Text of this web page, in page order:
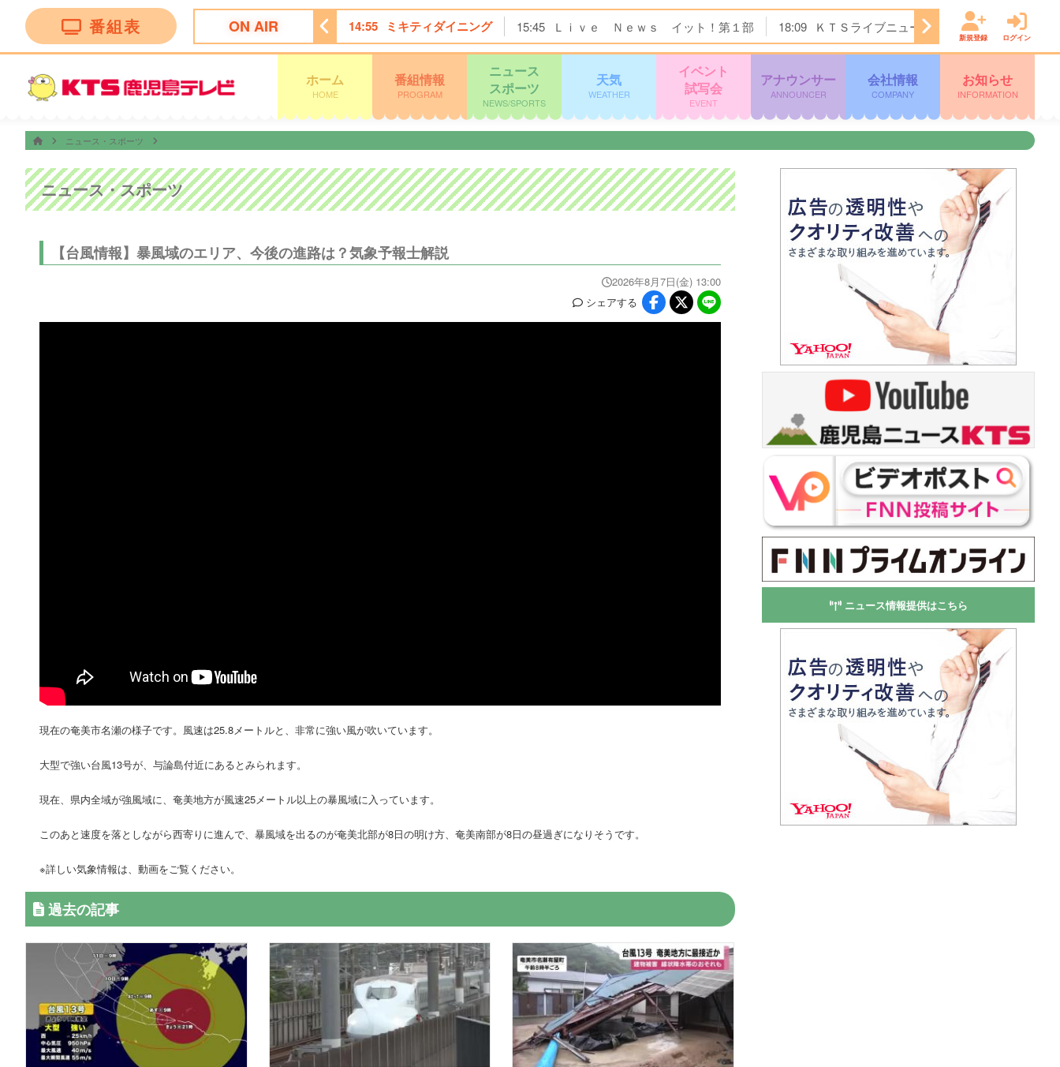
番組表 ON AIR
ボティクステレビショッピング 14:50 ぽよチャンネル 14:55 ミキティダイニング 15:45 Ｌｉｖｅ Ｎｅｗｓ イット！第１部 18:09 ＫＴＳライブニュース 19:00 明治安田
新規登録 ログイン
ホーム
HOME
番組情報
PROGRAM
ニュース
スポーツ
NEWS/SPORTS
天気
WEATHER
イベント
試写会
EVENT
アナウンサー
ANNOUNCER
会社情報
COMPANY
お知らせ
INFORMATION
ニュース・スポーツ
ニュース・スポーツ
【台風情報】暴風域のエリア、今後の進路は？気象予報士解説
2026年8月7日(金) 13:00
シェアする
現在の奄美市名瀬の様子です。風速は25.8メートルと、非常に強い風が吹いています。
大型で強い台風13号が、与論島付近にあるとみられます。
現在、県内全域が強風域に、奄美地方が風速25メートル以上の暴風域に入っています。
このあと速度を落としながら西寄りに進んで、暴風域を出るのが奄美北部が8日の明け方、奄美南部が8日の昼過ぎになりそうです。
※詳しい気象情報は、動画をご覧ください。
過去の記事
ニュース情報提供はこちら